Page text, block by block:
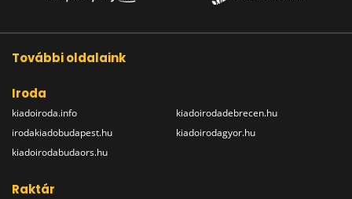
További oldalaink
Iroda
kiadoiroda.info
irodakiadobudapest.hu
kiadoirodabudaors.hu
kiadoirodadebrecen.hu
kiadoirodagyor.hu
Raktár